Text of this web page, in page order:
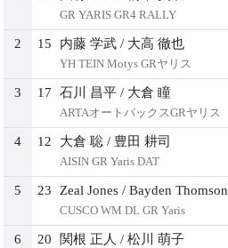
GR YARIS GR4 RALLY
2 15 内藤 学武 / 大高 徹也
YH TEIN Motys GRヤリス
3 17 石川 昌平 / 大倉 瞳
ARTAオートバックスGRヤリス
4 12 大倉 聡 / 豊田 耕司
AISIN GR Yaris DAT
5 23 Zeal Jones / Bayden Thomson
CUSCO WM DL GR Yaris
6 20 関根 正人 / 松川 萌子